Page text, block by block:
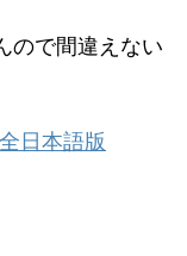
ので間違えない
日本語版